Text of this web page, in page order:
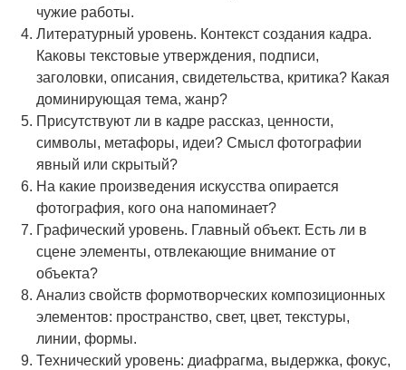
чужие работы.
Литературный уровень. Контекст создания кадра.
Каковы текстовые утверждения, подписи,
заголовки, описания, свидетельства, критика? Какая
доминирующая тема, жанр?
Присутствуют ли в кадре рассказ, ценности,
символы, метафоры, идеи? Смысл фотографии
явный или скрытый?
На какие произведения искусства опирается
фотография, кого она напоминает?
Графический уровень. Главный объект. Есть ли в
сцене элементы, отвлекающие внимание от
объекта?
Анализ свойств формотворческих композиционных
элементов: пространство, свет, цвет, текстуры,
линии, формы.
Технический уровень: диафрагма, выдержка, фокус,